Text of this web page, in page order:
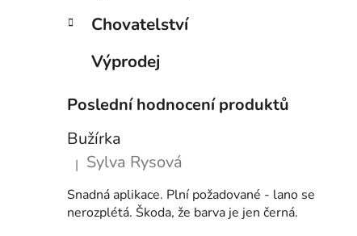
Chovatelství
Výprodej
Poslední hodnocení produktů
Bužírka
Hodnocení produktu je 5 z 5 hvězdiček.
| Sylva Rysová
Snadná aplikace. Plní požadované - lano se
nerozplétá. Škoda, že barva je jen černá.